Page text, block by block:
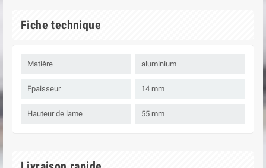
Fiche technique
Matière aluminium
Epaisseur 14 mm
Hauteur de lame 55 mm